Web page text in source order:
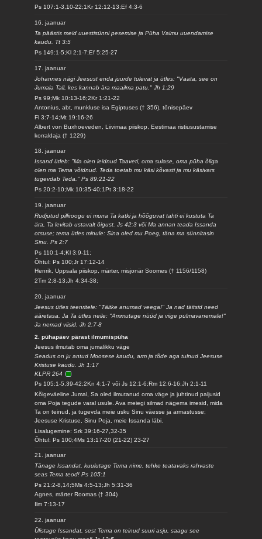
Ps 107:1-3,10-22;1Kr 12:12-13;Ef 4:3-6
16. jaanuar
Ta päästis meid uuestisünni pesemise ja Püha Vaimu uuendamise
kaudu. Tt 3:5
Ps 149:1-5;Kl 2:1-7;Ef 5:25-27
17. jaanuar
Johannes nägi Jeesust enda juurde tulevat ja ütles: "Vaata, see on
Jumala Tall, kes kannab ära maailma patu." Jh 1:29
Ps 99;Mk 10:13-16;2Kr 1:21-22
Antonius, abt, munkluse isa Egiptuses († 356), tõnisepäev
Fl 3:7-14;Mt 19:16-26
Albert von Buxhoeveden, Liivimaa piiskop, Eestimaa ristiusustamise
korraldaja († 1229)
18. jaanuar
Issand ütleb: "Ma olen leidnud Taaveti, oma sulase, oma püha õliga
olen ma Tema võidnud. Teda toetab mu käsi kõvasti ja mu käsivars
tugevdab Teda." Ps 89:21-22
Ps 20:2-10;Mk 10:35-40;1Pt 3:18-22
19. jaanuar
Rudjutud pilliroogu ei murra Ta katki ja hõõguvat tahti ei kustuta Ta
ära, Ta levitab ustavalt õigust. Js 42:3 või Ma annan teada Issanda
otsuse; tema ütles minule: Sina oled mu Poeg, täna ma sünnitasin
Sinu. Ps 2:7
Ps 110:1-4;Kl 3:9-11;
Õhtul: Ps 100;Jr 17:12-14
Henrik, Uppsala piiskop, märter, misjonär Soomes († 1156/1158)
2Tm 2:8-13;Jh 4:34-38;
20. jaanuar
Jeesus ütles teenritele: "Täitke anumad veega!" Ja nad täitsid need
ääretasa. Ja Ta ütles neile: "Ammutage nüüd ja viige pulmavanemale!"
Ja nemad viisid. Jh 2:7-8
2. pühapäev pärast ilmumispüha
Jeesus ilmutab oma jumalikku väge
Seadus on ju antud Moosese kaudu, arm ja tõde aga tulnud Jeesuse
Kristuse kaudu. Jh 1:17
KLPR 264
Ps 105:1-5,39-42;2Kn 4:1-7 või Js 12:1-6;Rm 12:6-16;Jh 2:1-11
Kõigeväeline Jumal, Sa oled ilmutanud oma väge ja juhtinud paljusid
oma Poja tegude varal usule. Ava meiegi silmad nägema imesid, mida
Ta on teinud, ja tugevda meie usku Sinu väesse ja armastusse;
Jeesuse Kristuse, Sinu Poja, meie Issanda läbi.
Lisalugemine: Srk 39:16-27,32-35
Õhtul: Ps 100;4Ms 13:17-20 (21-22) 23-27
21. jaanuar
Tänage Issandat, kuulutage Tema nime, tehke teatavaks rahvaste
seas Tema teod! Ps 105:1
Ps 21:2-8,14;5Ms 4:5-13;Jh 5:31-36
Agnes, märter Roomas († 304)
Ilm 7:13-17
22. jaanuar
Ülistage Issandat, sest Tema on teinud suuri asju, saagu see